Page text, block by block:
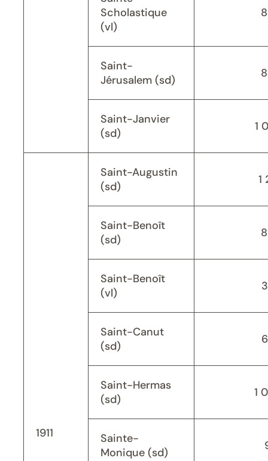
Scholastique
(vl)
Saint-
Jérusalem (sd)
Saint-Janvier
(sd)
1
1911
Saint-Augustin
(sd)
1
Saint-Benoît
(sd)
Saint-Benoît
(vl)
Saint-Canut
(sd)
Saint-Hermas
(sd)
1
Sainte-
Monique (sd)